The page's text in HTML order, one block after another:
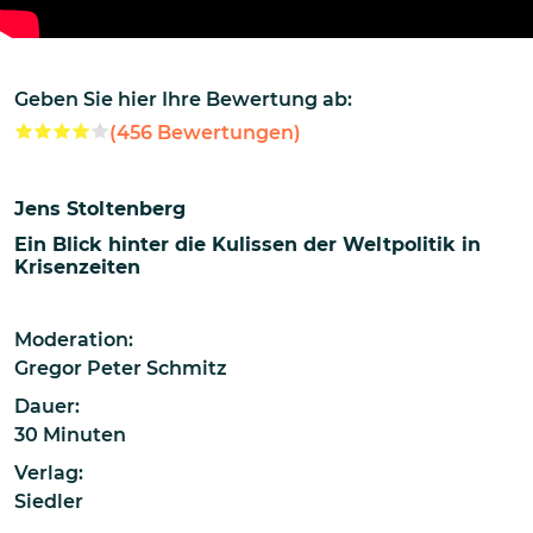
Geben Sie hier Ihre Bewertung ab:
(456 Bewertungen)
Jens Stoltenberg
Ein Blick hinter die Kulissen der Weltpolitik in
Krisenzeiten
Moderation:
Gregor Peter Schmitz
Dauer:
30 Minuten
Verlag:
Siedler